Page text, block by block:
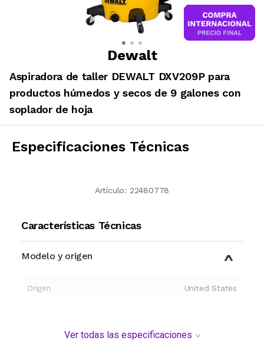
Dewalt
Aspiradora de taller DEWALT DXV209P para
productos húmedos y secos de 9 galones con
soplador de hoja
Especificaciones Técnicas
Artículo: 22480778
Características Técnicas
Modelo y origen
Origen United States
Ver todas las especificaciones